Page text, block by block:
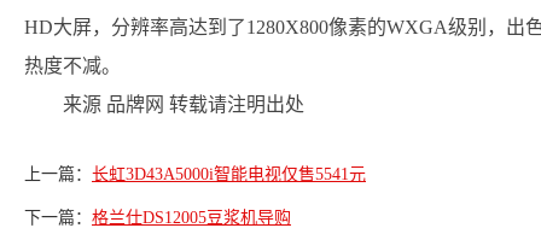
HD大屏，分辨率高达到了1280X800像素的WXGA级别，出
热度不减。
来源 品牌网 转载请注明出处
上一篇： 长虹3D43A5000i智能电视仅售5541元
下一篇： 格兰仕DS12005豆浆机导购